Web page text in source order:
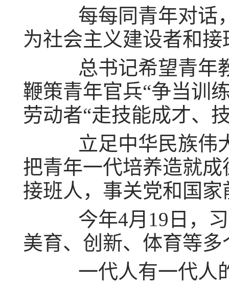
每每同青年对话，
为社会主义建设者和
总书记希望青年教
鞭策青年官兵“争当训
劳动者“走技能成才
立足中华民族伟大
把青年一代培养造就
接班人，事关党和国
今年4月19日，习
美育、创新、体育等多
一代人有一代人的